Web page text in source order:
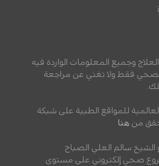
وجميع المعلومات الواردة فيه
فقط ولا تغني عن مراجعة
للمواقع الطبية على شبكة
من هنا
سالم العلي الصباح
صحي إلكتروني على مستوى